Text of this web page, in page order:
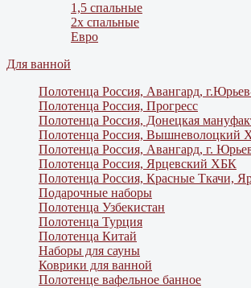
1,5 спальные
2х спальные
Евро
Для ванной
Полотенца Россия, Авангард,
Полотенца Россия, Прогресс
Полотенца Россия, Донецкая
Полотенца Россия, Вышневолоцкий
Полотенца Россия, Авангард, г.
Полотенца Россия, Ярцевский ХБК
Полотенца Россия, Красные Ткачи,
Подарочные наборы
Полотенца Узбекистан
Полотенца Турция
Полотенца Китай
Наборы для сауны
Коврики для ванной
Полотенце вафельное банное